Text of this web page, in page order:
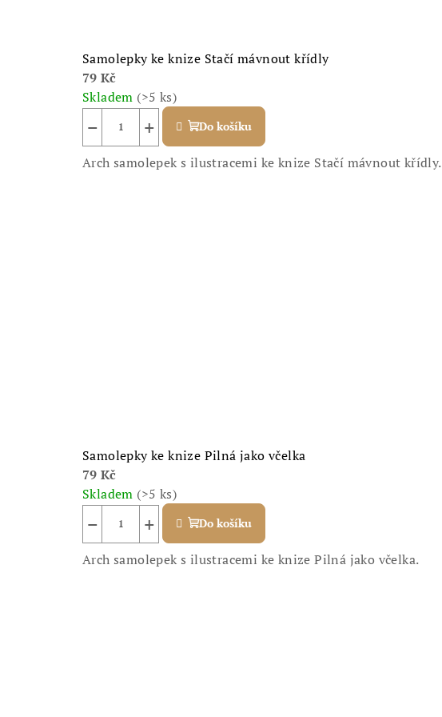
Samolepky ke knize Stačí mávnout křídly
79 Kč
Skladem (>5 ks)
+
− Do košíku
Arch samolepek s ilustracemi ke knize Stačí mávnout křídly.
Samolepky ke knize Pilná jako včelka
79 Kč
Skladem (>5 ks)
+
− Do košíku
Arch samolepek s ilustracemi ke knize Pilná jako včelka.